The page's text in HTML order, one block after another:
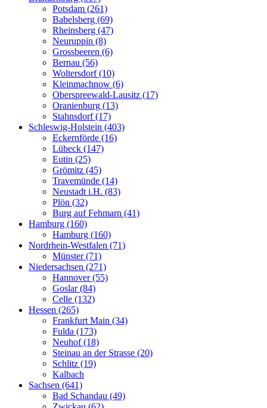
Potsdam (261)
Babelsberg (69)
Rheinsberg (47)
Neuruppin (8)
Grossbeeren (6)
Bernau (56)
Woltersdorf (10)
Kleinmachnow (6)
Oberspreewald-Lausitz (17)
Oranienburg (13)
Stahnsdorf (17)
Schleswig-Holstein (403)
Eckernförde (16)
Lübeck (147)
Eutin (25)
Grömitz (45)
Travemünde (14)
Neustadt i.H. (83)
Plön (32)
Burg auf Fehmarn (41)
Hamburg (160)
Hamburg (160)
Nordrhein-Westfalen (71)
Münster (71)
Niedersachsen (271)
Hannover (55)
Goslar (84)
Celle (132)
Hessen (265)
Frankfurt Main (34)
Fulda (173)
Neuhof (18)
Steinau an der Strasse (20)
Schlitz (19)
Kalbach
Sachsen (641)
Bad Schandau (49)